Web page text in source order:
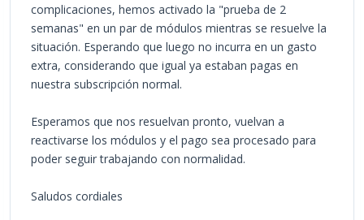
complicaciones, hemos activado la "prueba de 2
semanas" en un par de módulos mientras se resuelve la
situación. Esperando que luego no incurra en un gasto
extra, considerando que igual ya estaban pagas en
nuestra subscripción normal.
Esperamos que nos resuelvan pronto, vuelvan a
reactivarse los módulos y el pago sea procesado para
poder seguir trabajando con normalidad.
Saludos cordiales